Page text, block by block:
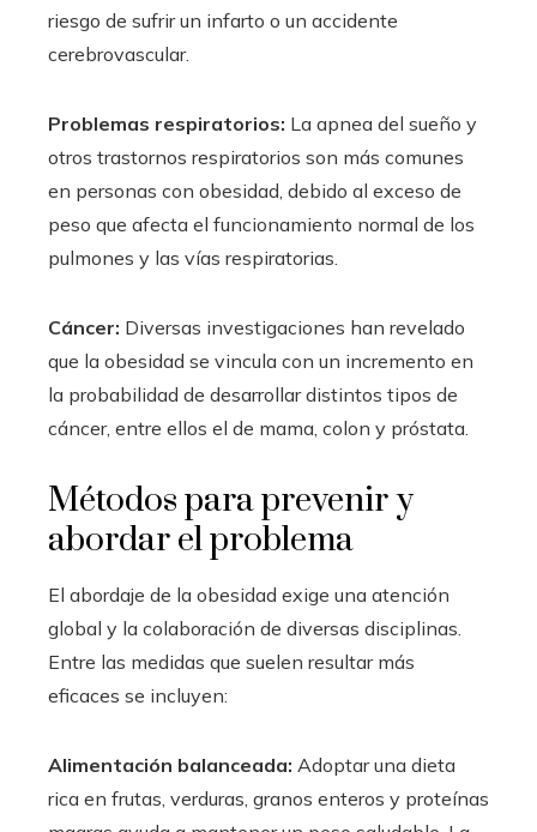
riesgo de sufrir un infarto o un accidente
cerebrovascular.
Problemas respiratorios: La apnea del sueño y
otros trastornos respiratorios son más comunes
en personas con obesidad, debido al exceso de
peso que afecta el funcionamiento normal de los
pulmones y las vías respiratorias.
Cáncer: Diversas investigaciones han revelado
que la obesidad se vincula con un incremento en
la probabilidad de desarrollar distintos tipos de
cáncer, entre ellos el de mama, colon y próstata.
Métodos para prevenir y
abordar el problema
El abordaje de la obesidad exige una atención
global y la colaboración de diversas disciplinas.
Entre las medidas que suelen resultar más
eficaces se incluyen:
Alimentación balanceada: Adoptar una dieta
rica en frutas, verduras, granos enteros y proteínas